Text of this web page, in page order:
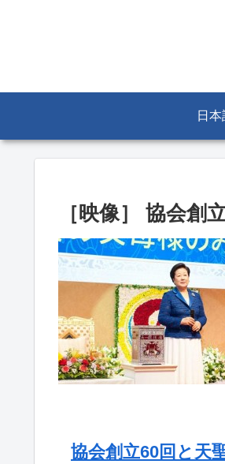
日本
［映像］ 協会創
協会創立60回と天